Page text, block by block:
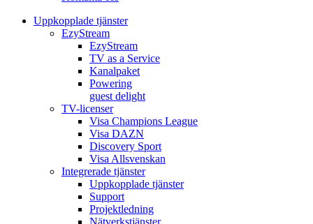
Uppkopplade tjänster
EzyStream
EzyStream
TV as a Service
Kanalpaket
Powering
guest delight
TV-licenser
Visa Champions League
Visa DAZN
Discovery Sport
Visa Allsvenskan
Integrerade tjänster
Uppkopplade tjänster
Support
Projektledning